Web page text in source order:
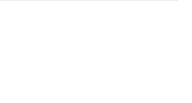
đã được thị trường trong nước